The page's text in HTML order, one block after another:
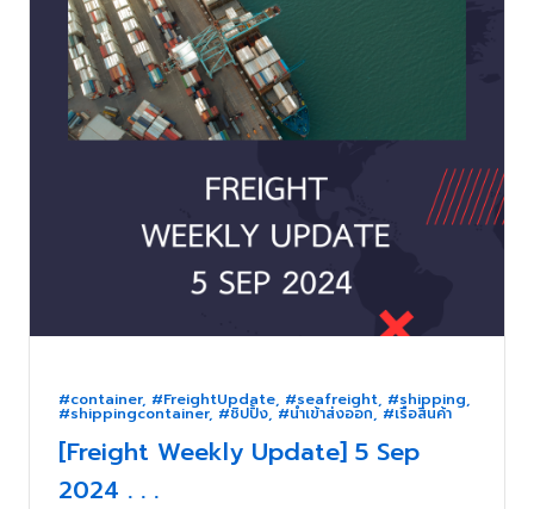
#container, #FreightUpdate, #seafreight, #shipping,
#shippingcontainer, #ชิปปิ้ง,#นำเข้าส่งออก,#เรือสินค้า
[Freight Weekly Update] 5 Sep
2024 . . .